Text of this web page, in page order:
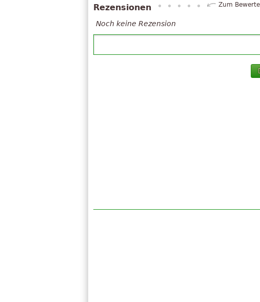
Rezensionen Zum
Noch keine Rezension